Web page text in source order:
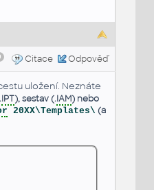
Citace Odpověď
uložení. Neznáte
IPT), sestav (.IAM) nebo
20XX\Templates\ (a